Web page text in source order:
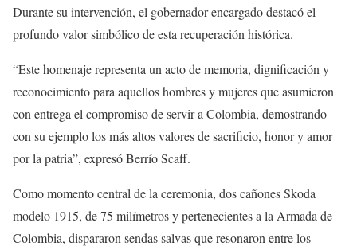
Durante su intervención, el gobernador encargado destacó el
profundo valor simbólico de esta recuperación histórica.
“Este homenaje representa un acto de memoria, dignificación y
reconocimiento para aquellos hombres y mujeres que asumieron
con entrega el compromiso de servir a Colombia, demostrando
con su ejemplo los más altos valores de sacrificio, honor y amor
por la patria”, expresó Berrío Scaff.
Como momento central de la ceremonia, dos cañones Skoda
modelo 1915, de 75 milímetros y pertenecientes a la Armada de
Colombia, dispararon sendas salvas que resonaron entre los